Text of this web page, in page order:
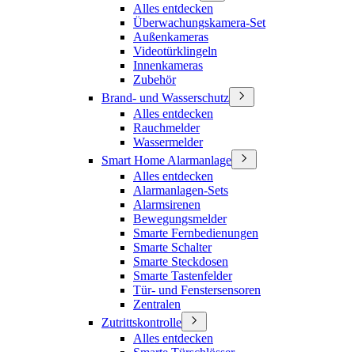
Alles entdecken
Überwachungskamera-Set
Außenkameras
Videotürklingeln
Innenkameras
Zubehör
Brand- und Wasserschutz
Alles entdecken
Rauchmelder
Wassermelder
Smart Home Alarmanlage
Alles entdecken
Alarmanlagen-Sets
Alarmsirenen
Bewegungsmelder
Smarte Fernbedienungen
Smarte Schalter
Smarte Steckdosen
Smarte Tastenfelder
Tür- und Fenstersensoren
Zentralen
Zutrittskontrolle
Alles entdecken